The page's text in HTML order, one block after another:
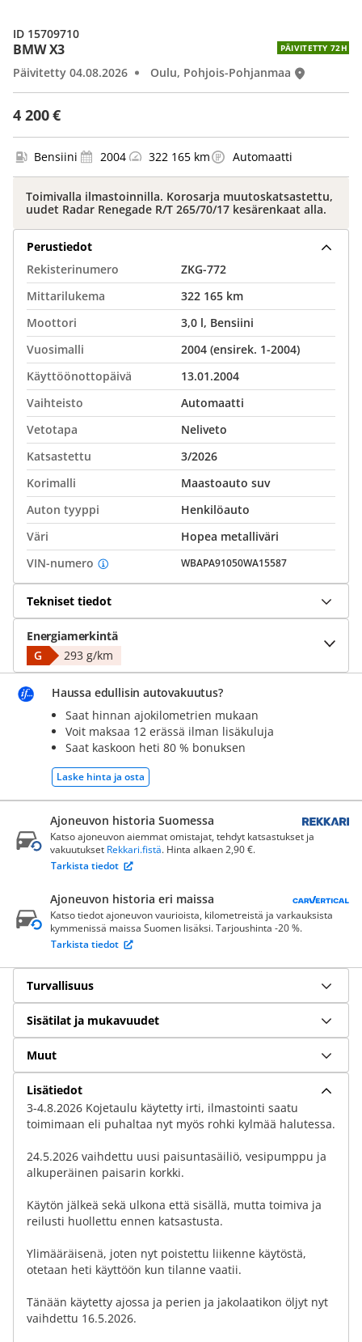
BMW X3 PÄIVITETTY 72H
4 200 €
Päivitetty 04.08.2026 Oulu, Pohjois-Pohjanmaa
ID 15709710
Bensiini 2004 322 165 km Automaatti
Toimivalla ilmastoinnilla. Korosarja muutoskatsastettu,
uudet Radar Renegade R/T 265/70/17 kesärenkaat alla.
Perustiedot
Rekisterinumero
ZKG-772
Mittarilukema
322 165 km
Moottori
3,0 l, Bensiini
Vuosimalli
2004 (ensirek. 1-2004)
Käyttöönottopäivä
13.01.2004
Vaihteisto
Automaatti
Vetotapa
Neliveto
Katsastettu
3/2026
Korimalli
Maastoauto suv
Auton tyyppi
Henkilöauto
Väri
Hopea metalliväri
VIN-numero
WBAPA91050WA15587
Tekniset tiedot
Energiamerkintä
G
293 g/km
Haussa edullisin autovakuutus?
Saat hinnan ajokilometrien mukaan
Voit maksaa 12 erässä ilman lisäkuluja
Saat kaskoon heti 80 % bonuksen
Laske hinta ja osta
Ajoneuvon historia Suomessa
Katso ajoneuvon aiemmat omistajat, tehdyt katsastukset ja
vakuutukset Rekkari.fistä. Hinta alkaen 2,90 €.
Tarkista tiedot
Ajoneuvon historia eri maissa
Katso tiedot ajoneuvon vaurioista, kilometreistä ja varkauksista
kymmenissä maissa Suomen lisäksi. Tarjoushinta -20 %.
Tarkista tiedot
Turvallisuus
Sisätilat ja mukavuudet
Muut
Lisätiedot
3-4.8.2026 Kojetaulu käytetty irti, ilmastointi saatu
toimimaan eli puhaltaa nyt myös rohki kylmää halutessa.
24.5.2026 vaihdettu uusi paisuntasäiliö, vesipumppu ja
alkuperäinen paisarin korkki.
Käytön jälkeä sekä ulkona että sisällä, mutta toimiva ja
reilusti huollettu ennen katsastusta.
Ylimääräisenä, joten nyt poistettu liikenne käytöstä,
otetaan heti käyttöön kun tilanne vaatii.
Tänään käytetty ajossa ja perien ja jakolaatikon öljyt nyt
vaihdettu 16.5.2026.